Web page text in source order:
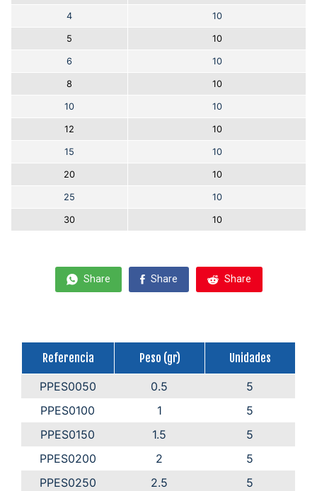
4 10
5 10
6 10
8 10
10 10
12 10
15 10
20 10
25 10
30 10
Share Share Share
Referencia Peso (gr)
Unidades
PPES0050
0.5
5
PPES0100
1
5
PPES0150
1.5
5
PPES0200
2
5
PPES0250
2.5
5